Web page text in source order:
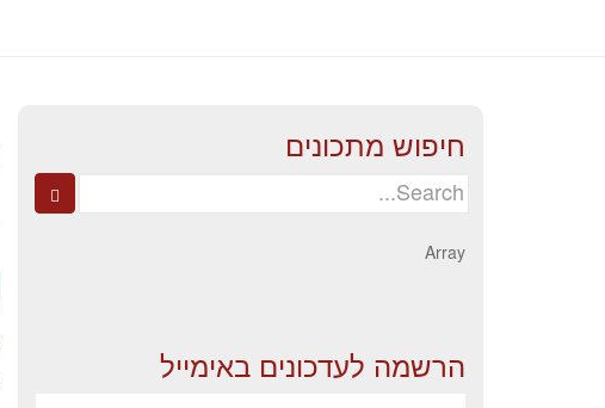
חיפוש מתכונים
Search
Array
הרשמה לעדכונים באימייל